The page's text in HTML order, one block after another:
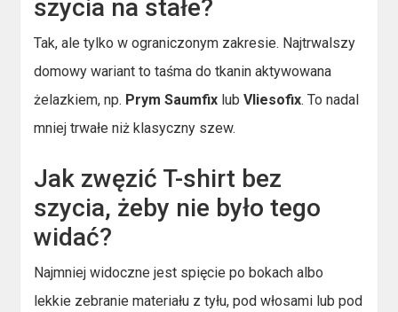
szycia na stałe?
Tak, ale tylko w ograniczonym zakresie. Najtrwalszy
domowy wariant to taśma do tkanin aktywowana
żelazkiem, np. Prym Saumfix lubVliesofix. To nadal
mniej trwałe niż klasyczny szew.
Jak zwęzić T-shirt bez
szycia, żeby nie było tego
widać?
Najmniej widoczne jest spięcie po bokach albo
lekkie zebranie materiału z tyłu, pod włosami lub pod